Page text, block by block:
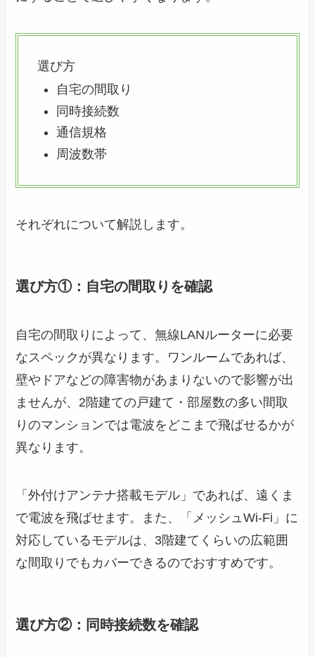
選び方
自宅の間取り
同時接続数
通信規格
周波数帯
それぞれについて解説します。
選び方①：自宅の間取りを確認
自宅の間取りによって、無線LANルーターに必要
なスペックが異なります。ワンルームであれば、
壁やドアなどの障害物があまりないので影響が出
ませんが、2階建ての戸建て・部屋数の多い間取
りのマンションでは電波をどこまで飛ばせるかが
異なります。
「外付けアンテナ搭載モデル」であれば、遠くま
で電波を飛ばせます。また、「メッシュWi-Fi」に
対応しているモデルは、3階建てくらいの広範囲
な間取りでもカバーできるのでおすすめです。
選び方②：同時接続数を確認